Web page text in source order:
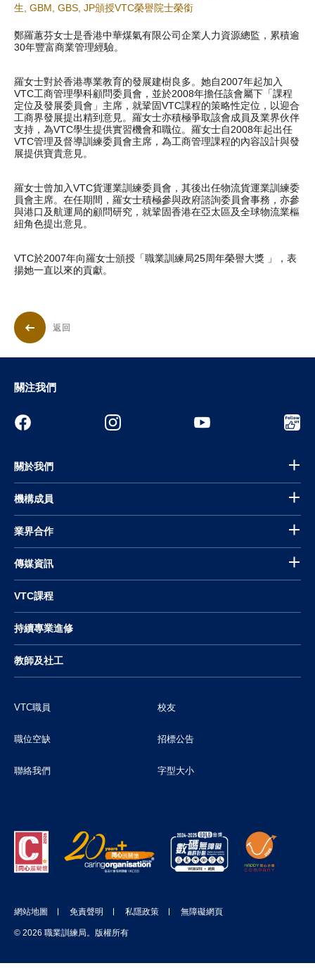
生, GBM, GBS, JP頒授VTC榮譽院士榮銜
鄭羅蕙芬女士是香港中華煤氣有限公司企業人力資源總監，累積逾
30年豐富商業管理經驗。
羅女士對於香港專業教育的發展建樹良多。她自2007年起加入
VTC工商管理學科顧問委員會，並於2008年擔任該會屬下「課程
定位及發展委員會」主席，就鞏固VTC課程的策略性定位，以迎合
工商界發展提出精到意見。羅女士亦積極爭取該會成員及業界伙伴
支持，為VTC學生提供實習機會和職位。羅女士自2008年起出任
VTC管理及督導訓練委員會主席，為工商管理課程的內容設計與發
展提供寶貴意見。
羅女士曾加入VTC貨運業訓練委員會，其後出任物流貨運業訓練委
員會主席。在任期間，羅女士積極參與政府諮詢委員會事務，亦參
與港口及航運局的顧問研究，就鞏固香港在亞太區及全球物流業樞
紐角色提出意見。
VTC於2007年向羅女士頒授「職業訓練局25周年榮譽大獎 」，表
揚她一直以來的貢獻。
返回
關注我們
關於我們
機構成員
業界合作
傳媒資訊
VTC課程
持續專業進修
教師及社工
VTC職員 校友
職位空缺 招標公告
聯絡我們 字型大小
網站地圖 免責聲明 私隱政策 無障礙網頁
© 2026 職業訓練局。版權所有